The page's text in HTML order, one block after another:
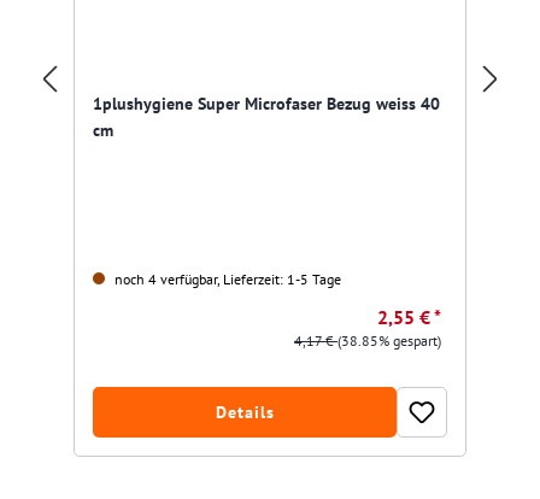
1plushygiene Super Microfaser Bezug weiss 40
cm
noch 4 verfügbar, Lieferzeit: 1-5 Tage
2,55 € *
4,17 €(38.85% gespart)
Details